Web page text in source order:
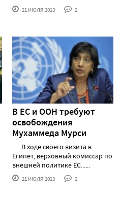
21 ИЮЛЯ'2013 2
В EC и ООН требуют
освобождения
Мухаммеда Мурси
В ходе своего визита в
Египет, верховный комиссар по
внешней политике ЕС......
21 ИЮЛЯ'2013 2